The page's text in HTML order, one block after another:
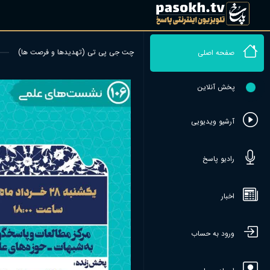
صفحه اصلی
پخش آنلاین
آرشیو ویدیویی
رادیو پاسخ
اخبار
ورود به حساب
چت جی پی تی (تهدیدها و فرصت ها)